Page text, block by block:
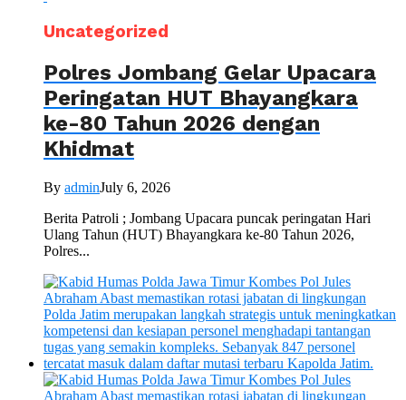
Uncategorized
Polres Jombang Gelar Upacara
Peringatan HUT Bhayangkara
ke-80 Tahun 2026 dengan
Khidmat
By adminJuly 6, 2026
Berita Patroli ; Jombang Upacara puncak peringatan Hari
Ulang Tahun (HUT) Bhayangkara ke-80 Tahun 2026,
Polres...